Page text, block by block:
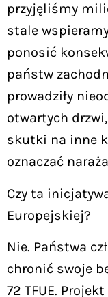
przyjęliśmy
stale
ponosić
państw
prowadziły
otwartych
skutki na inne
oznaczać
Czy ta
Europejskiej?
Nie. Państwa
chronić swoje
72 TFUE.